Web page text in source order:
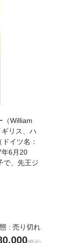
（William
リス、ハ
イツ名：
6月20
で、先王ジ
: 売り切れ
(税込)